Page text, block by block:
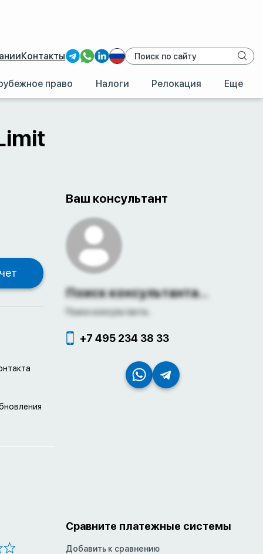
Контакты
право Налоги Релокация Еще
Ваш консультант
Поиск консультанта...
Поиск консультанта...
+7 495 234 38 33
Сравните платежные системы
Добавить к сравнению